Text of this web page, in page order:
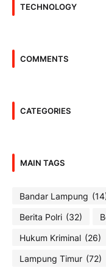
TECHNOLOGY
COMMENTS
CATEGORIES
MAIN TAGS
Bandar Lampung
Berita Polri (32)
Hukum Kriminal (26)
Lampung Timur (72)